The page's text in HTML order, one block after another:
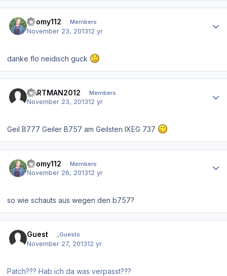
Zoomy112 Members
November 23, 201312 yr
danke flo neidisch guck
CARTMAN2012 Members
November 23, 201312 yr
Geil B777 Geiler B757 am Geilsten IXEG 737
Zoomy112 Members
November 26, 201312 yr
so wie schauts aus wegen den b757?
Guest _Guests
November 27, 201312 yr
Patch??? Hab ich da was verpasst???